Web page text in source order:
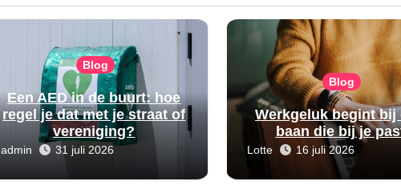
Blog
Een AED in de buurt: hoe
regel je dat met je straat of
vereniging?
admin 31 juli 2026
Blog
Werkgeluk begint bij
baan die bij je
Lotte 16 juli 2026